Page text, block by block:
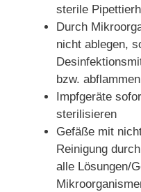
sterile
Durch
nicht ablegen,
bzw.
Impfgeräte
sterilisieren
Gefäße mit
Reinigung
alle Lösungen/